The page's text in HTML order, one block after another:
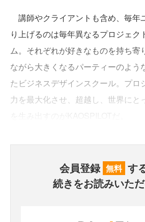
講師やクライアントも含め、毎年
り上げるのは毎年異なるプロジェク
ム。それぞれが好きなものを持ち寄
ながら大きくなるパーティーのよう
たビジネスデザインスクール。プロ
力を最大化させ、超越し、世界にと
会員登録 無料 す
続きをお読みいた